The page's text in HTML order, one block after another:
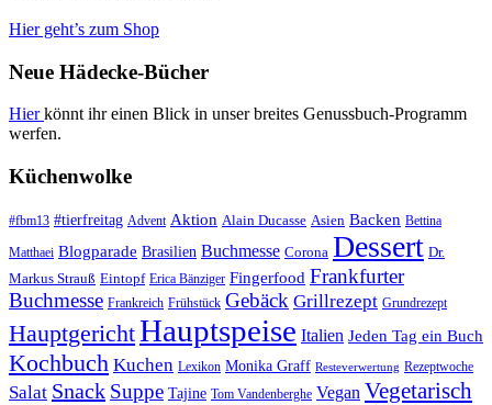
Hier geht’s zum Shop
Neue Hädecke-Bücher
Hierkönnt ihr einen Blick in unser breites Genussbuch-Programm
werfen.
Küchenwolke
#fbm13 #tierfreitag Advent Aktion Alain Ducasse Asien Backen Bettina
Matthaei Blogparade Brasilien Buchmesse Corona Dessert Dr.
Markus Strauß Eintopf Erica Bänziger Fingerfood Frankfurter
Buchmesse Frankreich Frühstück Gebäck Grillrezept Grundrezept
HauptgerichtHauptspeise Italien Jeden Tag ein Buch
Kochbuch Kuchen Lexikon Monika Graff Resteverwertung Rezeptwoche
Salat Snack Suppe Tajine Tom Vandenberghe Vegan Vegetarisch